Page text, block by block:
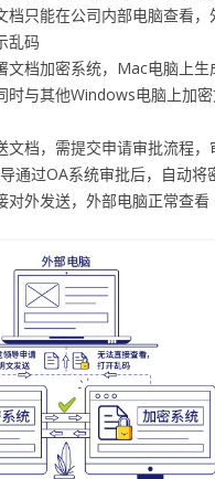
档只能在公司内部电脑查看，
乱码
文档加密系统，Mac电脑上生
时与其他Windows电脑上加
文档，需提交申请审批流程，
通过OA系统审批后，自动将
对外发送，外部电脑正常查看